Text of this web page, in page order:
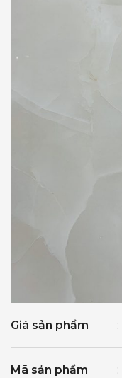
Giá sản phẩm :
Mã sản phẩm
: